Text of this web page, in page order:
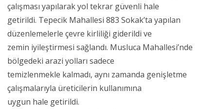
çalışması yapılarak yol tekrar güvenli hale
getirildi. Tepecik Mahallesi 883 Sokak’ta yapılan
düzenlemelerle çevre kirliliği giderildi ve
zemin iyileştirmesi sağlandı. Musluca Mahallesi’nde
bölgedeki arazi yolları sadece
temizlenmekle kalmadı, aynı zamanda genişletme
çalışmalarıyla üreticilerin kullanımına
uygun hale getirildi.